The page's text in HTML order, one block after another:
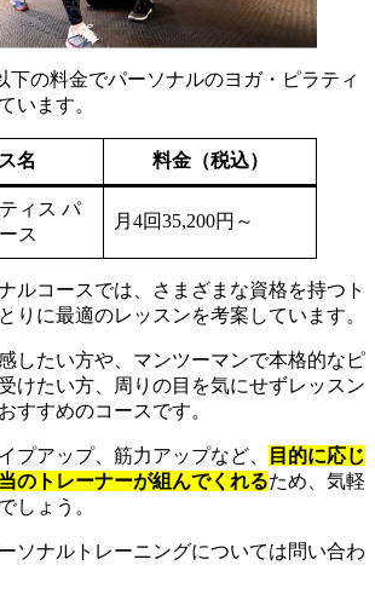
下の料金でパーソナルのヨガ・ピラティ
います。
名 料金（税込）
ィス パ
ス
月4回35,200円～
ルコースでは、さまざまな資格を持つト
りに最適のレッスンを考案しています。
したい方や、マンツーマンで本格的なピ
けたい方、周りの目を気にせずレッスン
すすめのコースです。
プアップ、筋力アップなど、
目的に応じ
のトレーナーが組んでくれるため、気軽
しょう。
ソナルトレーニングについては問い合わ